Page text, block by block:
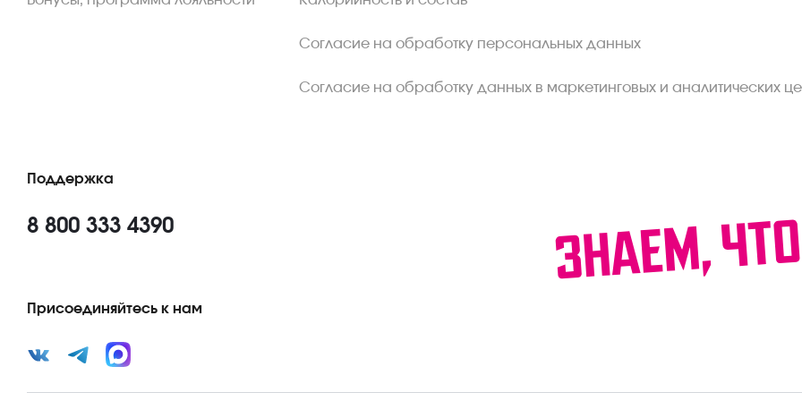
Согласие на обработку персональных данных
Согласие на обработку данных в маркетинговых и аналитических
Поддержка
8 800 333 4390
Присоединяйтесь к нам